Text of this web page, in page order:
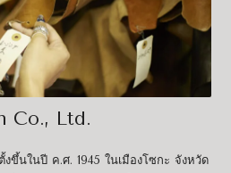
Co., Ltd.
งขึ้นในปี ค.ศ. 1945 ในเมืองโซกะ จังหวัด